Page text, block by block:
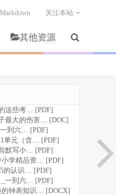
其他资源
关注本站
这些考… [PDF]
最大的伤害… [DOC]
到六… [PDF]
单元（含… [PDF]
默写小… [PDF]
小学精品资… [PDF]
的认识… [PDF]
_一到六… [PDF]
的钟表知识… [DOCX]